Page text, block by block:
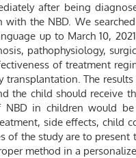
after being
the NBD. We
up to March 10,
pathophysiology,
of treatment
The
the child should receive
in children would
side effects, child
of the study are to
method in a